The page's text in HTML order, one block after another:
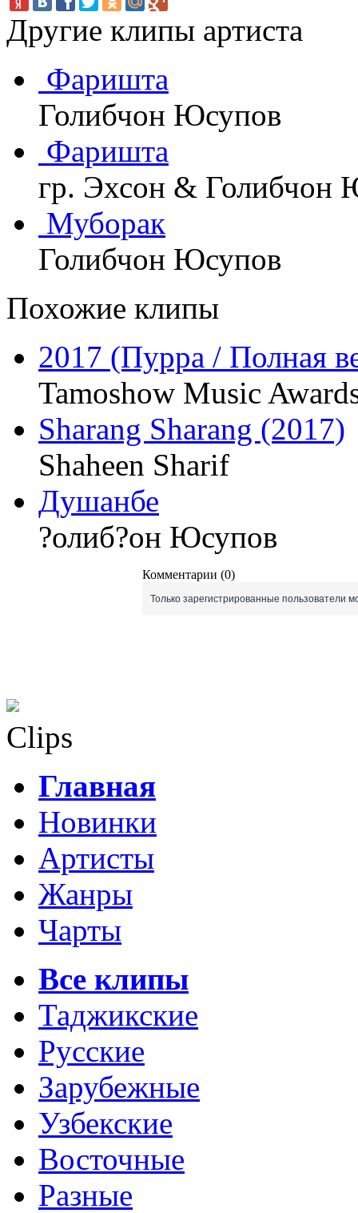
Другие клипы артиста
Фаришта
Голибчон Юсупов
Фаришта
гр. Эхсон & Голибчон
Муборак
Голибчон Юсупов
Похожие клипы
2017 (Пурра / Полная
Tamoshow Music
Sharang Sharang (2017)
Shaheen Sharif
Душанбе
?олиб?он Юсупов
Комментарии (0)
Только зарегистрированные пользователи
Clips
Главная
Новинки
Артисты
Жанры
Чарты
Все клипы
Таджикские
Русские
Зарубежные
Узбекские
Восточные
Разные